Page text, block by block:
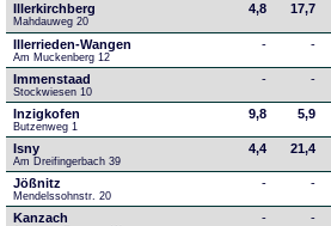
Illerkirchberg
Mahdauweg 20
4,8 17,7
Illerrieden-Wangen
Am Muckenberg 12
- -
Immenstaad
Stockwiesen 10
- -
Inzigkofen
Butzenweg 1
9,8 5,9
Isny
Am Dreifingerbach 39
4,4 21,4
Jößnitz
Mendelssohnstr. 20
- -
Kanzach - -